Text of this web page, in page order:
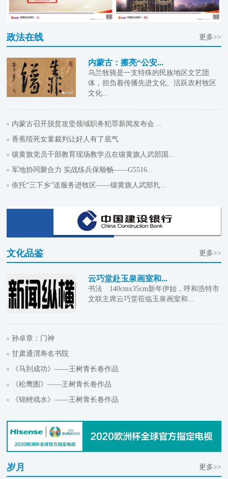
政法在线 更多>>
内蒙古：擦亮“公安...
乌兰牧骑是一支特殊的民族地区文艺团
体，担负着传播先进文化、活跃农村牧区
文化...
内蒙古召开脱贫攻坚领域职务犯罪新闻发布会 ...
香蕉噎死女童裁判让好人有了底气
镶黄旗党员干部教育现场教学点在镶黄旗人武部国...
军地协同聚合力 实战练兵保顺畅——G5516...
依托“三下乡”送服务进牧区——镶黄旗人武部扎...
文化品鉴 更多>>
云巧堂赴玉泉画室和...
书法 140cmx35cm新年伊始，呼和浩特市
文联主席云巧堂莅临玉泉画室和...
孙卓章：门神
甘肃通渭寿名书院
《马到成功》——王树青长卷作品
《松鹰图》——王树青长卷作品
《锦鲤戏水》——王树青长卷作品
岁月 更多>>